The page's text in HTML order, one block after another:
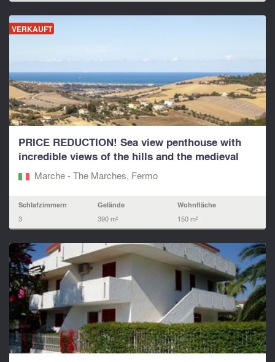
VERKAUFT
PRICE REDUCTION! Sea view penthouse with
incredible views of the hills and the medieval
city...Marche - The Marches, Fermo‎
Schlafzimmern
3
Gelände
390 m²
Wohnfläche
150 m²